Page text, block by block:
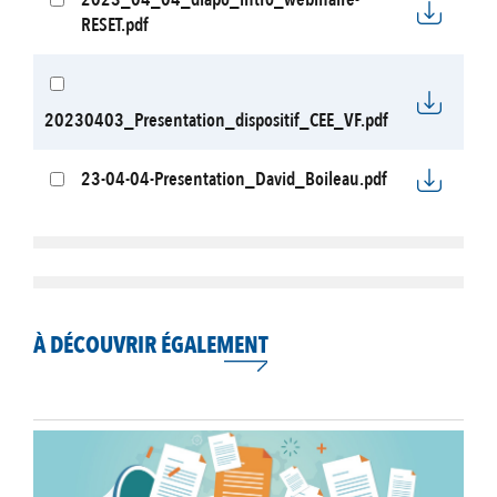
RESET.pdf
20230403_Presentation_dispositif_CEE_VF.pdf
23-04-04-Presentation_David_Boileau.pdf
À DÉCOUVRIR ÉGALEMENT